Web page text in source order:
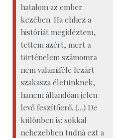
hatalom az ember
kezében. Ha ehhez a
históriát megidéztem,
tettem azért, mert a
történelem számomra
nem valamiféle lezárt
szakasza életünknek,
hanem állandóan jelen
levő feszítőerő. (…) De
különben is: sokkal
nehezebben tudná ezt a